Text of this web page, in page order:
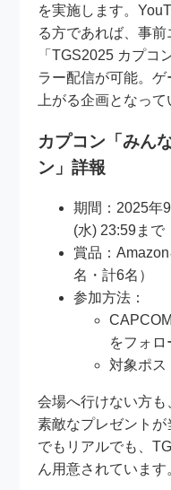
を実施します。
る方であれば、事
「TGS2025 カプコ
ラー配信が可能。ゲ
上がる企画となって
カプコン「みん
ン」詳報
期間：2025年
(水) 23:59まで
賞品：
名・計6名）
参加方法：
をフォロ
対象ポス
会場へ行けない方
素敵なプレゼント
でもリアルでも、
ん用意されています